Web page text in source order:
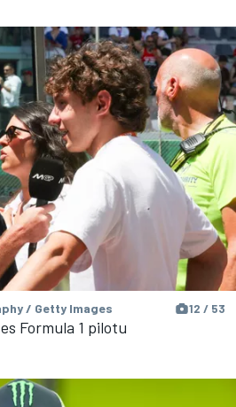
/ Getty Images 12 / 53
Formula 1 pilotu